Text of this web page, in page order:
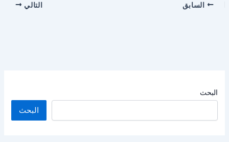
البحث
البحث
السابق التالي